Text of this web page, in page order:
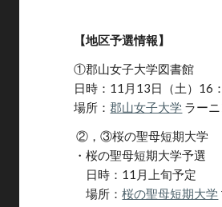
【地区予選情報】
①郡山女子大学図書館
日時：11月13日（土）16
場所：郡山女子大学 ラー
②，③桜の聖母短期大学
・桜の聖母短期大学予選
日時：11月上旬予定
場所：桜の聖母短期大学